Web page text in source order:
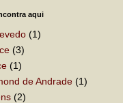
aqui
(1)
(3)
(1)
de Andrade (1)
(2)